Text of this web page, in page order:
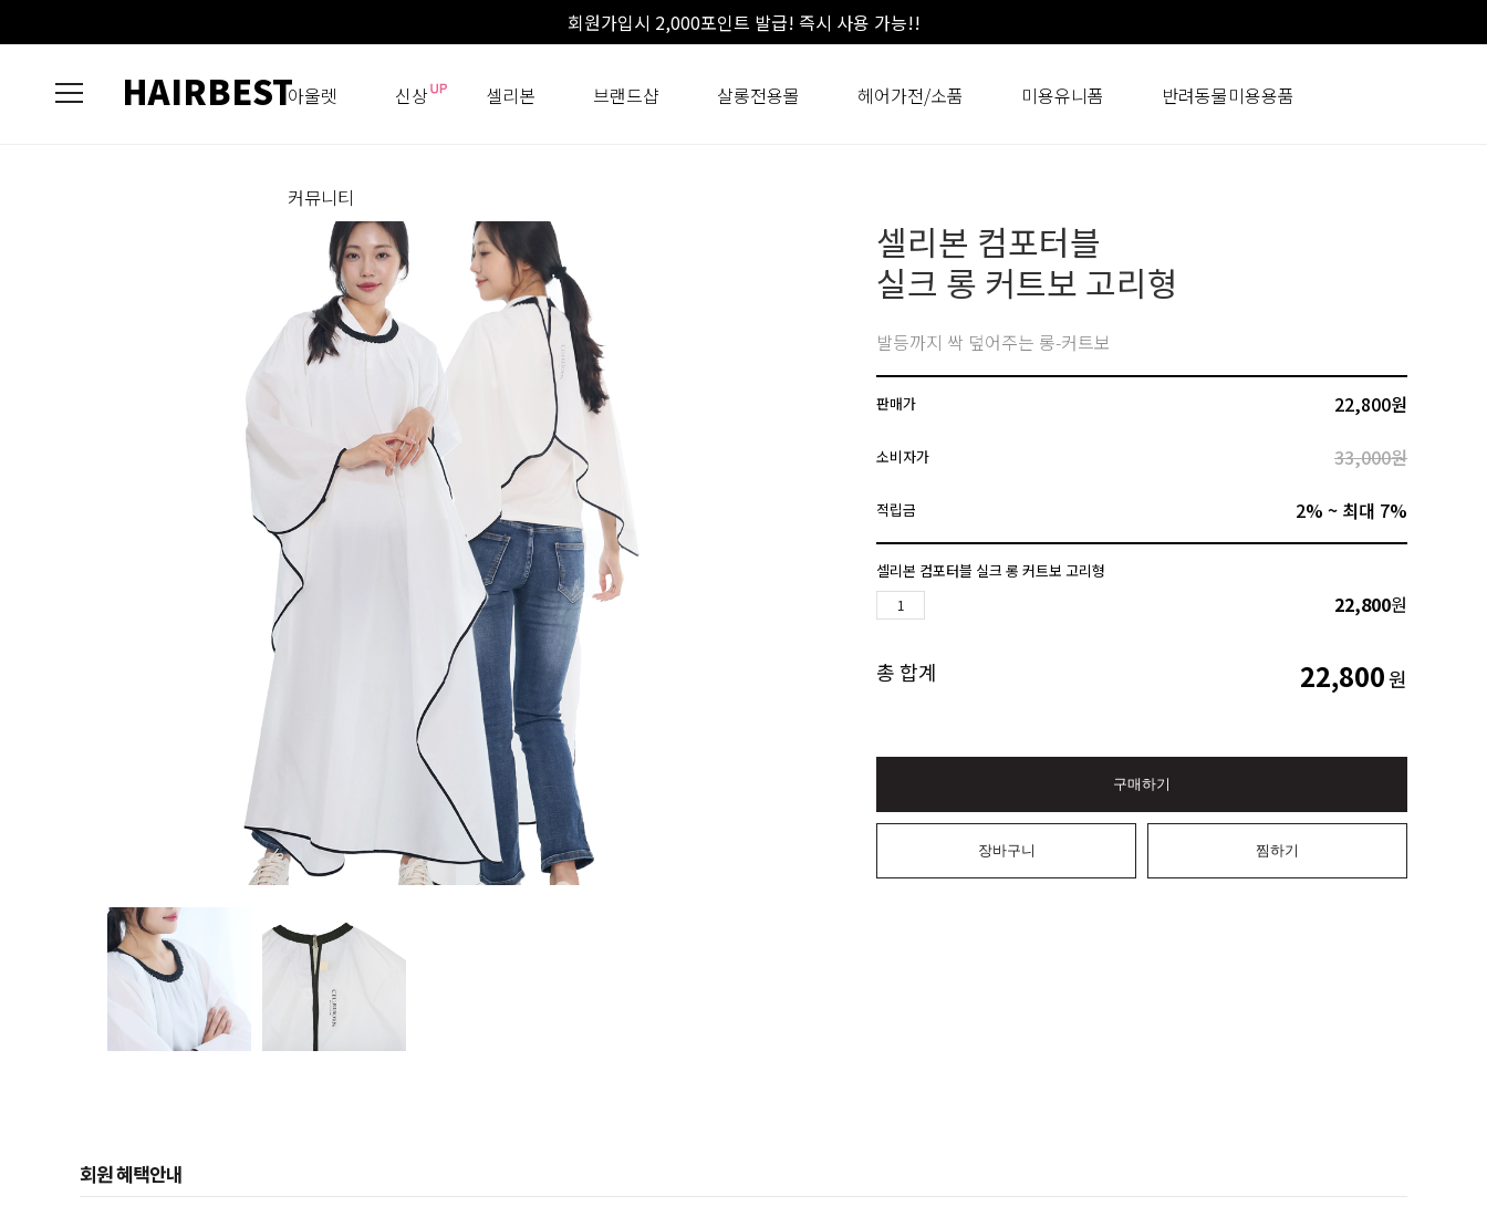
회원가입시 2,000포인트 발급! 즉시 사용 가능!!
HAIRBEST아울렛 신상 셀리본 브랜드샵 살롱전용몰 헤어가전/소품 미용유니폼 반려동물미용용품
커뮤니티
셀리본 컴포터블
실크 롱 커트보 고리형
발등까지 싹 덮어주는 롱-커트보
판매가 22,800원
소비자가 33,000원
적립금 2% ~ 최대 7%
셀리본 컴포터블 실크 롱 커트보 고리형
22,800원
총 합계 22,800원
구매하기
장바구니 찜하기
회원 혜택안내